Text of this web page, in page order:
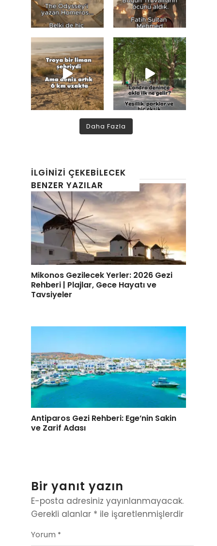
Daha Fazla
İLGINIZI ÇEKEBILECEK
BENZER YAZILAR
Mikonos Gezilecek Yerler: 2026 Gezi
Rehberi | Plajlar, Gece Hayatı ve
Tavsiyeler
Antiparos Gezi Rehberi: Ege’nin Sakin
ve Zarif Adası
Bir yanıt yazın
E-posta adresiniz yayınlanmayacak.
Gerekli alanlar * ile işaretlenmişlerdir
Yorum *